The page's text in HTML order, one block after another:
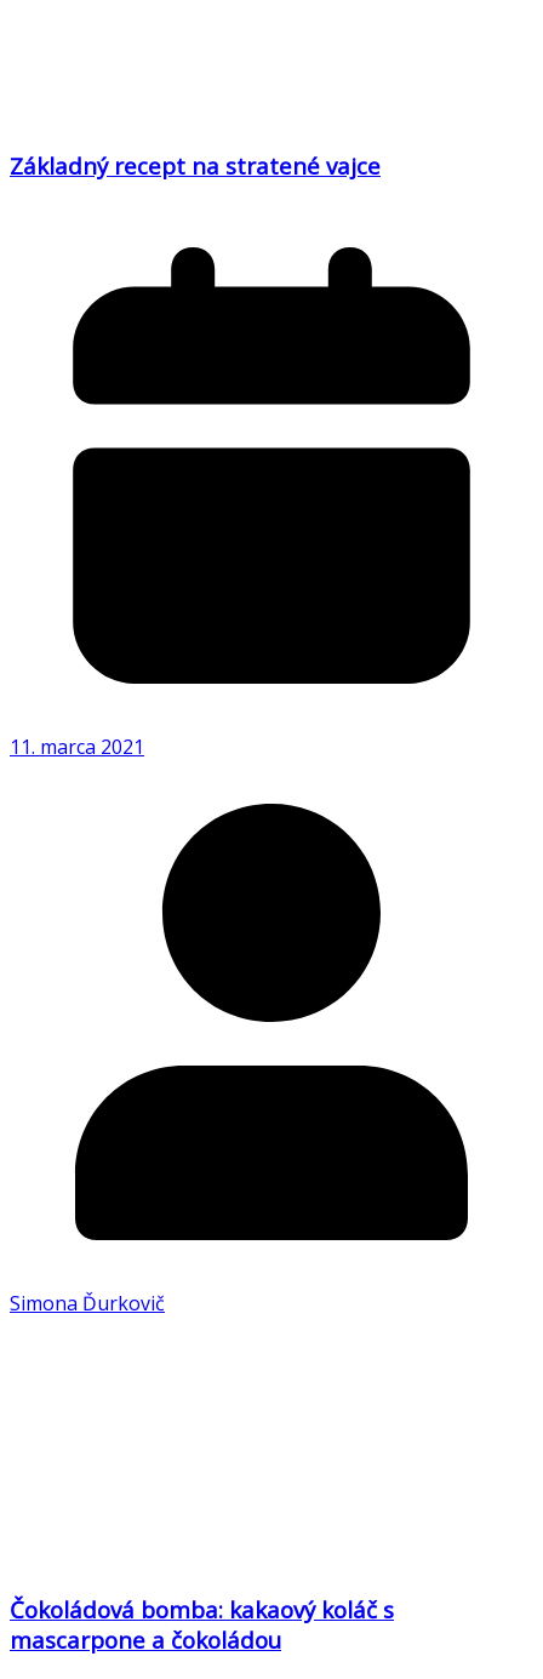
Základný recept na stratené vajce
11. marca 2021
Simona Ďurkovič
Čokoládová bomba: kakaový koláč s
mascarpone a čokoládou